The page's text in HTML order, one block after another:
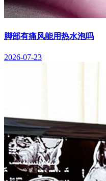
脚部有痛风能用热水泡吗
2026-07-23